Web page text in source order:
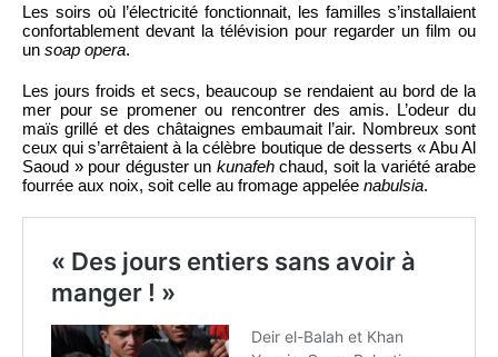
Les soirs où l’électricité fonctionnait, les familles s’installaient
confortablement devant la télévision pour regarder un film ou
un soap opera.
Les jours froids et secs, beaucoup se rendaient au bord de la
mer pour se promener ou rencontrer des amis. L’odeur du
maïs grillé et des châtaignes embaumait l’air. Nombreux sont
ceux qui s’arrêtaient à la célèbre boutique de desserts « Abu Al
Saoud » pour déguster un kunafehchaud, soit la variété arabe
fourrée aux noix, soit celle au fromage appelée nabulsia.